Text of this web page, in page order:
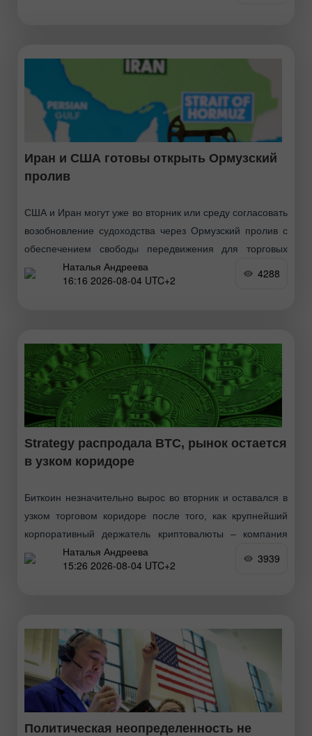
Иран и США готовы открыть Ормузский
пролив
США и Иран могут уже во вторник или среду согласовать
возобновление судоходства через Ормузский пролив с
обеспечением свободы передвижения для торговых
судов, заявил министр финансов США Скотт Бессент в
интервью
Наталья Андреева
16:16 2026-08-04 UTC+2
4288
Strategy распродала BTC, рынок остается
в узком коридоре
Биткоин незначительно вырос во вторник и оставался в
узком торговом коридоре после того, как крупнейший
корпоративный держатель криптовалюты – компания
Strategy – раскрыла продажу части своих запасов. Рынок
сохранял осторожность
Наталья Андреева
15:26 2026-08-04 UTC+2
3939
Политическая неопределенность не